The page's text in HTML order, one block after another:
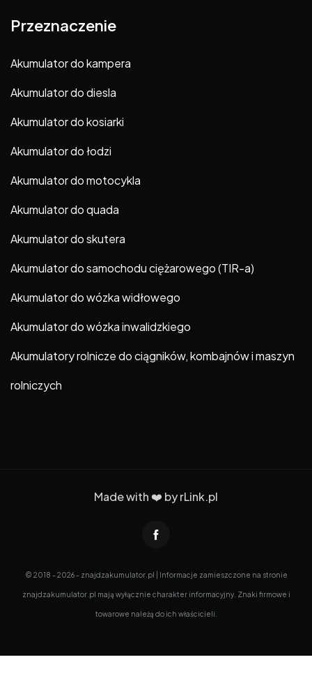
Przeznaczenie
Akumulator do kampera
Akumulator do diesla
Akumulator do kosiarki
Akumulator do łodzi
Akumulator do motocykla
Akumulator do quada
Akumulator do skutera
Akumulator do samochodu ciężarowego (TIR-a)
Akumulator do wózka widłowego
Akumulator do wózka inwalidzkiego
Akumulatory rolnicze do ciągników, kombajnów i maszyn
rolniczych
Made with ❤️ byrLink.pl
© 2018 - 2026 - znajdzakumulator.pl | Informacje zamieszczone na stronie
znajdzakumulator.pl mają wyłącznie charakter informacyjny. Znaki firmowe i
towarowe należą do ich właścicieli.